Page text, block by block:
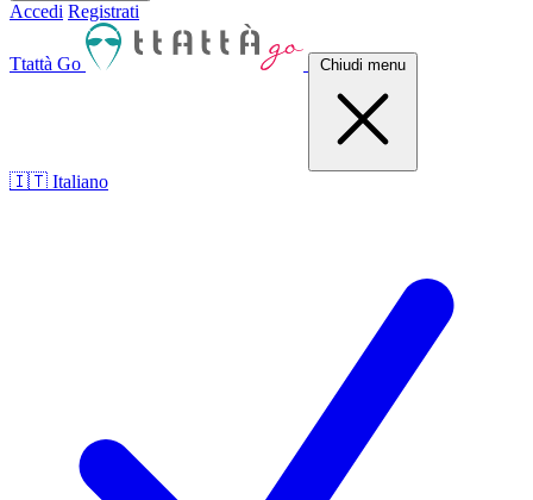
Accedi Registrati
Ttattà Go Chiudi menu
🇮🇹 Italiano